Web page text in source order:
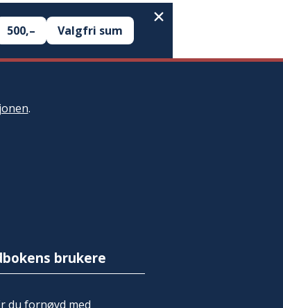
500,– Valgfri sum
.
brukere
du fornøyd med